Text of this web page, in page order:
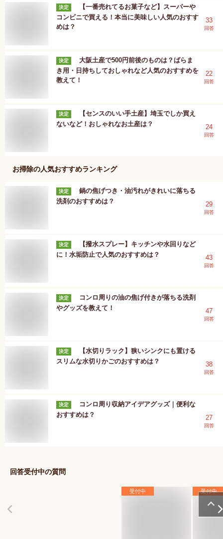
決定
【一番売れてるお菓子など】スーパーや
コンビニで買える！本当に美味しい人気のおすす
めは？
33
回答
決定
大阪土産で500円前後のものは？ばらま
き用・日持ちしておしゃれなど人気のおすすめを
教えて！
22
回答
決定
【センスのいい手土産】埼玉でしか買え
ないなど！おしゃれなお土産は？
24
回答
お掃除の人気おすすめランキング
決定
鍋の焦げつき・油汚れがきれいに落ちる
洗剤のおすすめは？
29
回答
決定
【撥水スプレー】キッチンや水回りなど
に！水垢防止で人気のおすすめは？
43
回答
決定
コンロ周りの油の焦げ付きが落ちる洗剤
やグッズを教えて！
47
回答
決定
【水切りラック】狭いシンクにも置ける
スリムな水切りかごのおすすめは？
38
回答
決定
コンロ周り収納アイデアグッズ｜便利な
おすすめは？
27
回答
回答受付中の質問
受付中 受付中